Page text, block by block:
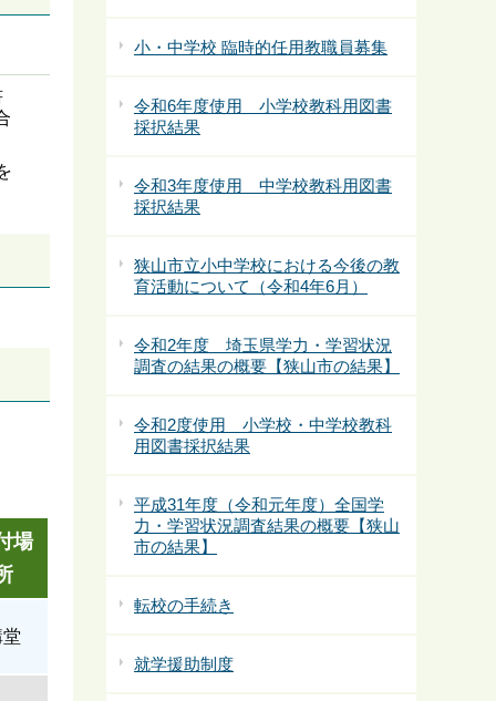
場
小・中学校 臨時的任用教職員募集
令和6年度使用 小学校教科用図書
採択結果
令和3年度使用 中学校教科用図書
採択結果
狭山市立小中学校における今後の教
育活動について（令和4年6月）
令和2年度 埼玉県学力・学習状況
調査の結果の概要【狭山市の結果】
令和2度使用 小学校・中学校教科
用図書採択結果
平成31年度（令和元年度）全国学
力・学習状況調査結果の概要【狭山
市の結果】
転校の手続き
就学援助制度